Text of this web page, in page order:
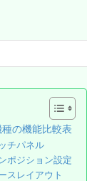
種の機能比較表
チパネル
ポジション設定
スレイアウト